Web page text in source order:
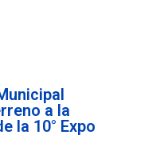
a la
la 10° Expo